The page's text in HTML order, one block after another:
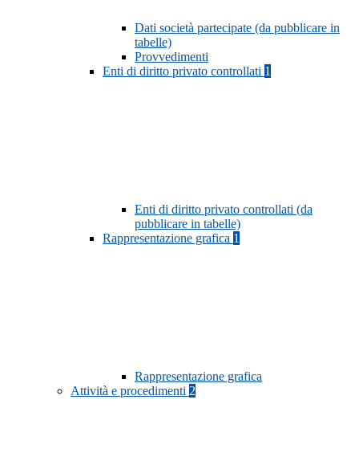
Dati società partecipate (da pubblicare in
tabelle)
Provvedimenti
Enti di diritto privato controllati 1
Enti di diritto privato controllati (da
pubblicare in tabelle)
Rappresentazione grafica 1
Rappresentazione grafica
Attività e procedimenti 2